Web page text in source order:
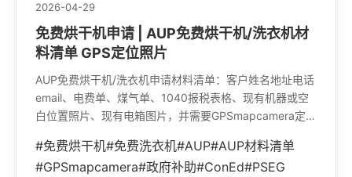
2026-04-29
免费烘干机申请 | AUP免费烘干机/洗衣机材
料清单 GPS定位照片
AUP免费烘干机/洗衣机申请材料清单：客户姓名地址电话
email、电费单、煤气单、1040报税表格、现有机器或空
白位置照片、现有电箱图片，并需要GPSmapcamera定位
#免费烘干机#免费洗衣机#AUP#AUP材料清单
#GPSmapcamera#政府补助#ConEd#PSEG